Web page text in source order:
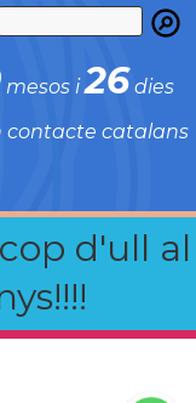
mesos i26 dies
contacte catalans
d'ull al